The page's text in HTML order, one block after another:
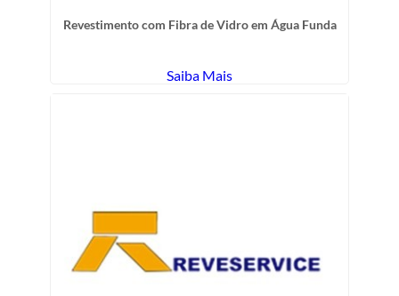
Revestimento com Fibra de Vidro em Água Funda
Saiba Mais